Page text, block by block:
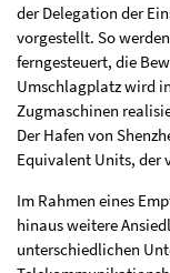
der Delegation der
vorgestellt. So
ferngesteuert, die
Umschlagplatz wird
Zugmaschinen
Der Hafen von
Equivalent Units, der
Im Rahmen eines
hinaus weitere
unterschiedlichen